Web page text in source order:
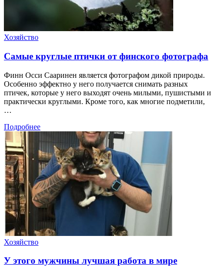
Хозяйство
Самые круглые птички от финского фотографа
Финн Осси Сааринен является фотографом дикой природы.
Особенно эффектно у него получается снимать разных
птичек, которые у него выходят очень милыми, пушистыми и
практически круглыми. Кроме того, как многие подметили,
…
Подробнее
Хозяйство
У этого мужчины лучшая работа в мире